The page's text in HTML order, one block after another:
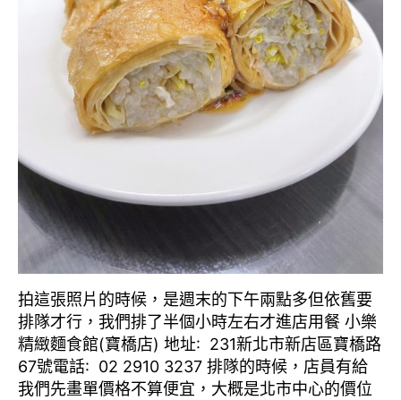
拍這張照片的時候，是週末的下午兩點多但依舊要
排隊才行，我們排了半個小時左右才進店用餐 小樂
精緻麵食館(寶橋店) 地址: 231新北市新店區寶橋路
67號電話: 02 2910 3237 排隊的時候，店員有給
我們先畫單價格不算便宜，大概是北市中心的價位